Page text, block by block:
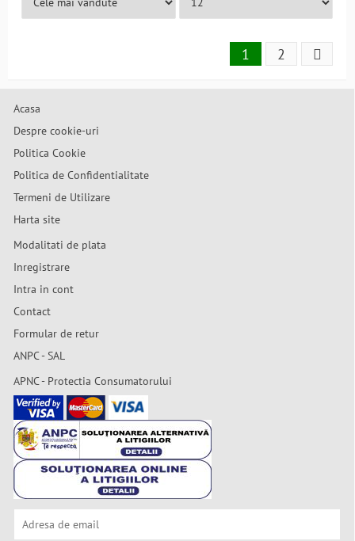
1 2
Acasa
Despre cookie-uri
Politica Cookie
Politica de Confidentialitate
Termeni de Utilizare
Harta site
Modalitati de plata
Inregistrare
Intra in cont
Contact
Formular de retur
ANPC - SAL
APNC - Protectia Consumatorului